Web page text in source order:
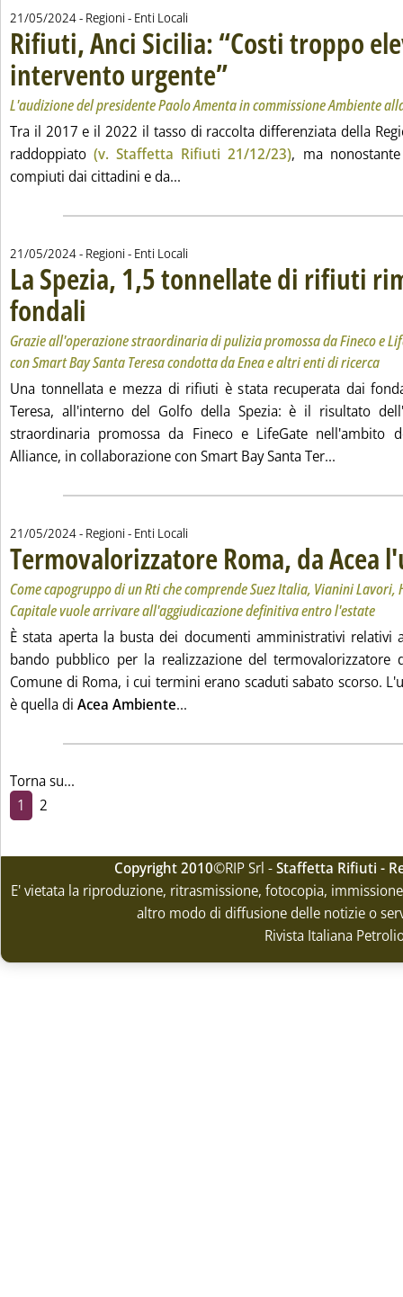
21/05/2024- Regioni - Enti Locali
Rifiuti, Anci Sicilia: “Costi troppo
intervento urgente”. Sottotitolo: L'audizione del presidente
. Pubblicata martedì 21 maggio 2024
L'audizione del presidente Paolo Amenta in commissione Ambiente
Tra il 2017 e il 2022 il tasso di raccolta differenziata della
raddoppiato(v. Staffetta Rifiuti 21/12/23), ma
compiuti dai cittadini e da...
21/05/2024- Regioni - Enti Locali
La Spezia, 1,5 tonnellate di rifiuti
fondali
Grazie all'operazione straordinaria di pulizia promossa da Fineco e
con Smart Bay Santa Teresa condotta da Enea e altri enti di ricerca
Una tonnellata e mezza di rifiuti è stata recuperata dai
Teresa, all'interno del Golfo della Spezia: è il risultato
straordinaria promossa da Fineco e LifeGate nell'ambito
Alliance, in collaborazione con Smart Bay Santa Ter...
21/05/2024- Regioni - Enti Locali
Termovalorizzatore Roma, da Acea
Come capogruppo di un Rti che comprende Suez Italia, Vianini Lavori,
Capitale vuole arrivare all'aggiudicazione definitiva entro l'estate
È stata aperta la busta dei documenti amministrativi relativi
bando pubblico per la realizzazione del termovalorizzatore
Comune di Roma, i cui termini erano scaduti sabato scorso.
è quella di Acea Ambiente...
Torna su...
1
2
Copyright 2010©RIP Srl -Staffetta Rifiuti -
E' vietata la riproduzione, ritrasmissione, fotocopia,
altro modo di diffusione delle notizie o
Rivista Italiana